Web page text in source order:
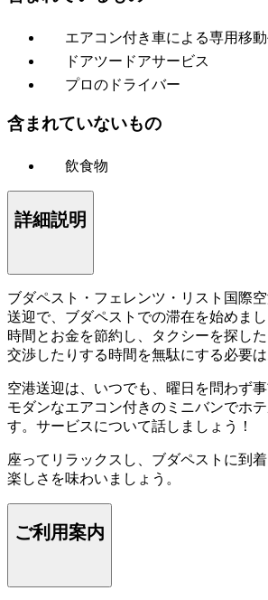
エアコン付き車による専用移
ドアツードアサービス
プロのドライバー
含まれていないもの
飲食物
詳細説明
ブダペスト・フェレンツ・リスト国際
送迎で、ブダペストでの滞在を始めま
時間とお金を節約し、タクシーを探し
交渉したりする時間を無駄にする必要は
空港送迎は、いつでも、曜日を問わず事
モダンなエアコン付きのミニバンでホ
す。サービスについて話しましょう！
座ってリラックスし、ブダペストに到
楽しさを味わいましょう。
ご利用案内